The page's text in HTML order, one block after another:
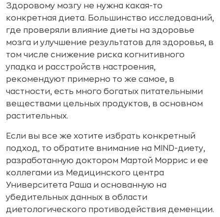
Здоровому мозгу не нужна какая-то
конкретная диета. Большинство исследований,
где проверяли влияние диеты на здоровье
мозга и улучшение результатов для здоровья, в
том числе снижение риска когнитивного
упадка и расстройств настроения,
рекомендуют примерно то же самое, в
частности, есть много богатых питательными
веществами цельных продуктов, в основном
растительных.
Если вы все же хотите избрать конкретный
подход, то обратите внимание на MIND-диету,
разработанную доктором Мартой Моррис и ее
коллегами из Медицинского центра
Университета Раша и основанную на
убедительных данных в области
диетологического противодействия деменции.